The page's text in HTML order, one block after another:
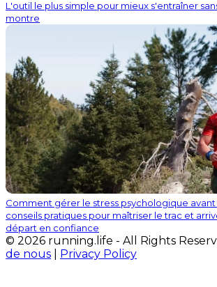
L'outil le plus simple pour mieux s'entraîner
montre
Comment gérer le stress psychologique avant
conseils pratiques pour maîtriser le trac et
départ en confiance
© 2026 running.life - All Rights
de nous
Privacy Policy